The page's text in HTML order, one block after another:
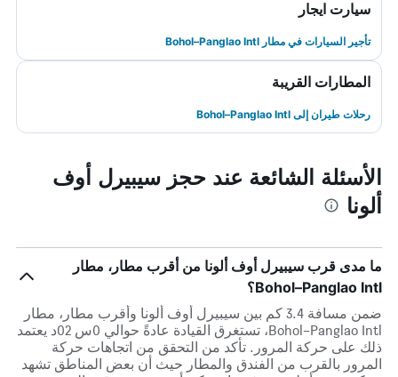
سيارت ايجار
تأجير السيارات في مطار Bohol–Panglao Intl
المطارات القريبة
رحلات طيران إلى Bohol–Panglao Intl
الأسئلة الشائعة عند حجز سيبيرل أوف
ألونا
ما مدى قرب سيبيرل أوف ألونا من أقرب مطار، مطار
Bohol–Panglao Intl؟
ضمن مسافة 3.4 كم بين سيبيرل أوف ألونا وأقرب مطار، مطار
Bohol–Panglao Intl، تستغرق القيادة عادةً حوالي 0س 02د يعتمد
ذلك على حركة المرور. تأكد من التحقق من اتجاهات حركة
المرور بالقرب من الفندق والمطار حيث أن بعض المناطق تشهد